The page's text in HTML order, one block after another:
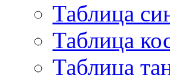
Таблица
Таблица
Таблица